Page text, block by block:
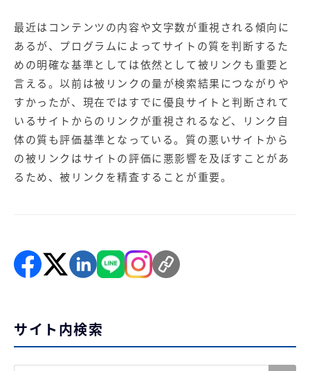
広告プロモーションの製品
【クリニック向け】新規集患
Web広告サービス
【歯科業界向け】新規集患
Web広告パッケージ
【塾・個別塾業界向け】新規
集客Web広告パッケージ
サイトアクセス増加パッケー
商圏ねらいうちパッケージ 求人パッケージ
最近はコンテンツの内容や文字数が重視される傾向に
あるが、プログラムによってサイトの質を判断するた
めの明確な基準としては依然として被リンクも重要と
言える。以前は被リンクの量が検索結果につながりや
すかったが、現在ではすでに優良サイトと判断されて
いるサイトからのリンクが重視されるなど、リンク自
体の質も評価基準となっている。質の悪いサイトから
の被リンクはサイトの評価に悪影響を及ぼすことがあ
るため、被リンクを精査することが重要。
サイト内検索